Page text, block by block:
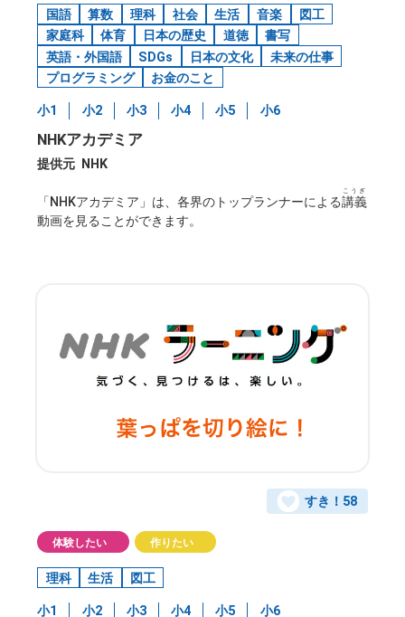
国語 算数 理科 社会 生活 音楽
図工
家庭科
体育 日本の歴史 道徳
書写
英語・外国語
SDGs 日本の文化
未来の仕事
プログラミング
お金のこと
小1 小2 小3 小4 小5 小6
NHKアカデミア
提供元 NHK
「NHKアカデミア」は、各界のトップランナーによる講義
こうぎ
動画を見ることができます。
すき！ 58
体験したい 作りたい
理科 生活 図工
小1 小2 小3 小4 小5 小6